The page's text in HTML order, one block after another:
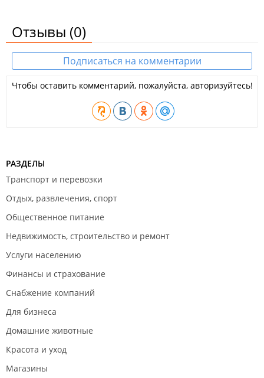
Отзывы (0)
Подписаться на комментарии
Чтобы оставить комментарий, пожалуйста, авторизуйтесь!
РАЗДЕЛЫ
Транспорт и перевозки
Отдых, развлечения, спорт
Общественное питание
Недвижимость, строительство и ремонт
Услуги населению
Финансы и страхование
Снабжение компаний
Для бизнеса
Домашние животные
Красота и уход
Магазины